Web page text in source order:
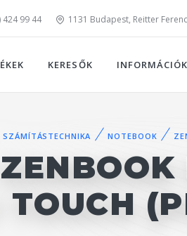
424 99 44 1131 Budapest, Reitter
KERESŐK INFORMÁCIÓK
SZÁMÍTÁSTECHNIKA NOTEBOOK
TOUCH